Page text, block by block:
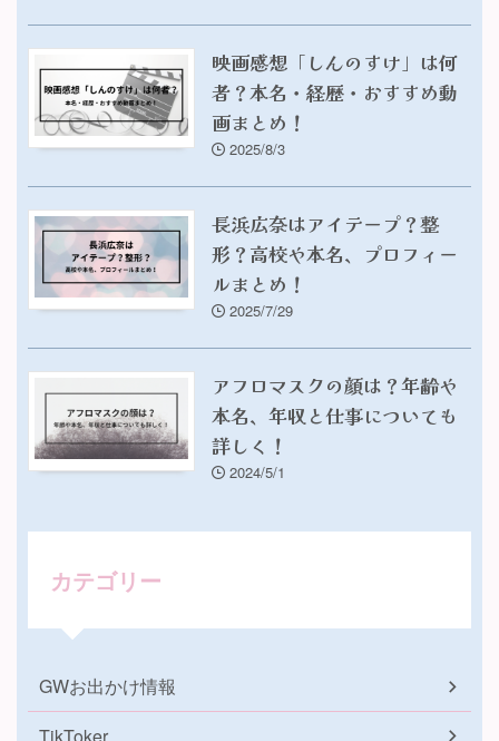
映画感想「しんのすけ」は何
者？本名・経歴・おすすめ動
画まとめ！
2025/8/3
長浜広奈はアイテープ？整
形？高校や本名、プロフィー
ルまとめ！
2025/7/29
アフロマスクの顔は？年齢や
本名、年収と仕事についても
詳しく！
2024/5/1
カテゴリー
GWお出かけ情報